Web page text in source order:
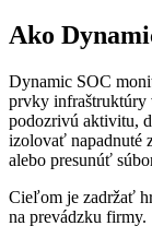
Ako
Dynamic SOC
prvky infraštruktúry
podozrivú aktivitu,
izolovať napadnuté
alebo presunúť
Cieľom je zadržať
na prevádzku firmy.